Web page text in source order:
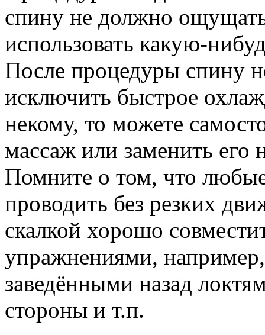
спину не должно
использовать какую-
После процедуры спину
исключить быстрое
некому, то можете
массаж или заменить его
Помните о том, что
проводить без резких
скалкой хорошо
упражнениями, например,
заведёнными назад
стороны и т.п.